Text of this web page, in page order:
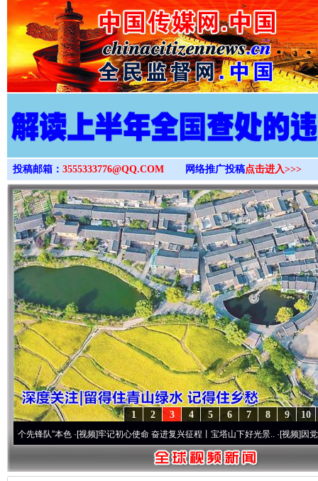
>
投稿邮箱： 3555333776@QQ.COM 网络推广投稿点击进入>>>
10
9
8
7
6
5
4
3
2
1
”本色·[视频]牢记初心使命 奋进复兴征程丨宝塔山下好光景..·[视频]因党而生 为党